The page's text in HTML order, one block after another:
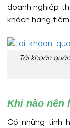
doanh nghiệp
khách hàng
Tài khoản
Khi nào nên
Có những tình